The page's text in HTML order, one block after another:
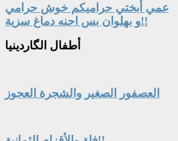
عمي أبختي حراميكم خوش حرامي
و بهلوان بس احنه دماغ سزية!!
أطفال الگاردينيا
العصفور الصغير والشجرة العجوز